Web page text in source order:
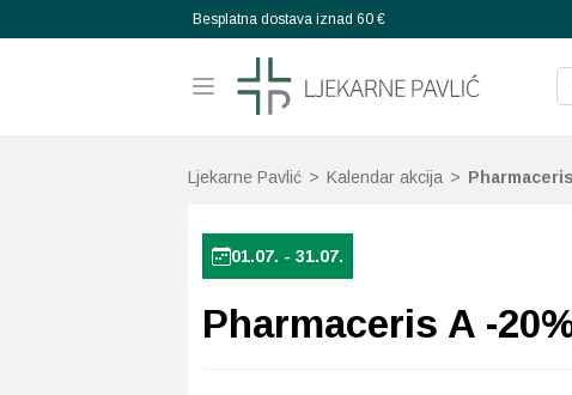
Besplatna dostava iznad 60 €
Ljekarne Pavlić > Kalendar akcija >
01.07. - 31.07.
Pharmaceris A -